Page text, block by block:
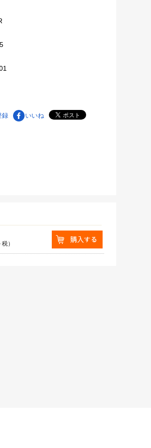
録 いいね
）